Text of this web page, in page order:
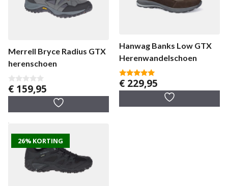
Merrell Bryce Radius GTX
herenschoen
0
v
5
€ 159,95
Hanwag Banks Low GTX
Herenwandelschoen
5.00
van 5
€ 229,95
26% KORTING